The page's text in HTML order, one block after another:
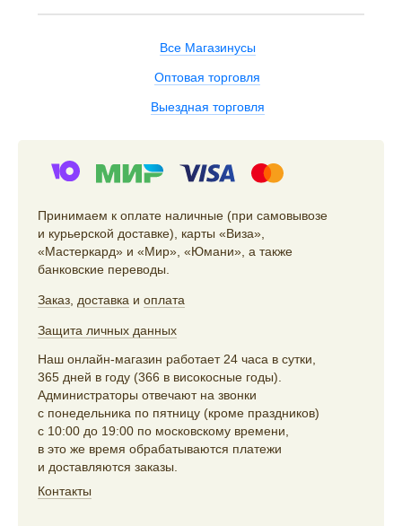
Все Магазинусы
Оптовая торговля
Выездная торговля
Принимаем к оплате наличные (при самовывозе
и курьерской доставке), карты «Виза»,
«Мастеркард» и «Мир», «Юмани», а также
банковские переводы.
Заказ доставка и оплата
Защита личных данных
Наш онлайн-магазин работает 24 часа в сутки,
365 дней в году (366 в високосные годы).
Администраторы отвечают на звонки
с понедельника по пятницу (кроме праздников)
с 10:00 до 19:00 по московскому времени,
в это же время обрабатываются платежи
и доставляются заказы.
Контакты